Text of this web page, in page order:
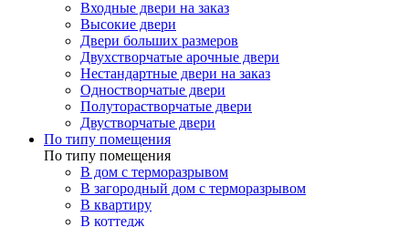
Входные двери на заказ
Высокие двери
Двери больших размеров
Двухстворчатые арочные двери
Нестандартные двери на заказ
Одностворчатые двери
Полуторастворчатые двери
Двустворчатые двери
По типу помещения
По типу помещения
В дом с терморазрывом
В загородный дом с терморазрывом
В квартиру
В коттедж